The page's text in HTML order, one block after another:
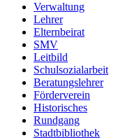
Verwaltung
Lehrer
Elternbeirat
SMV
Leitbild
Schulsozialarbeit
Beratungslehrer
Förderverein
Historisches
Rundgang
Stadtbibliothek